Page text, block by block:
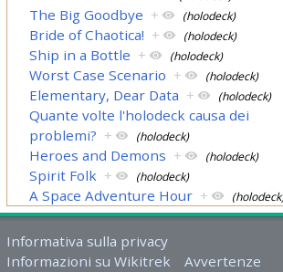
The Big Goodbye + (holodeck)
Bride of Chaotica! + (holodeck)
Ship in a Bottle + (holodeck)
Worst Case Scenario + (holodeck)
Elementary, Dear Data + (holodeck)
Quante volte l'holodeck causa dei
problemi? + (holodeck)
Heroes and Demons + (holodeck)
Spirit Folk + (holodeck)
A Space Adventure Hour +
Informativa sulla privacy
Informazioni su Wikitrek
Avvertenze